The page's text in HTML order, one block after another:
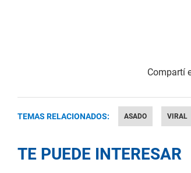
TEMAS RELACIONADOS: ASADO VIRAL
TE PUEDE INTERESAR